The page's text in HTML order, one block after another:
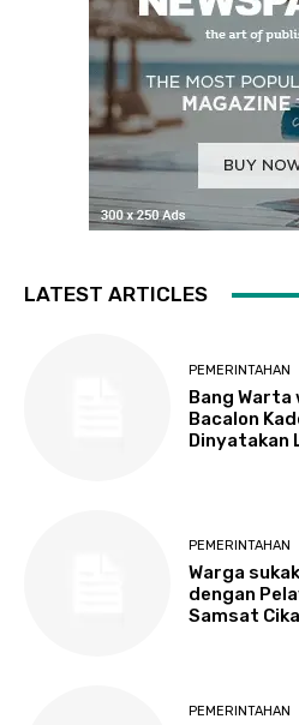
LATEST ARTICLES
PEMERINTAHAN
Bang
Bacalon
Dinyatakan
PEMERINTAHAN
Warga
dengan
Samsat
PEMERINTAHAN